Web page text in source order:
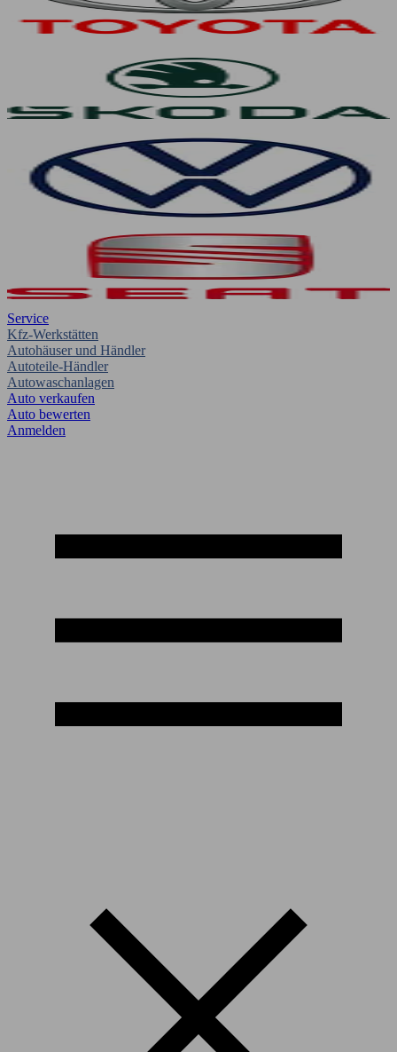
Service
Kfz-Werkstätten
Autohäuser und Händler
Autoteile-Händler
Autowaschanlagen
Auto verkaufen
Auto bewerten
Anmelden